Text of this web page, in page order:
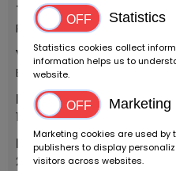
Typ vozidla
Předválečná vozidla
Výrobce
Ballot
První registrační rok
1925
Modelka
2LT TOURER "BOAT TAIL" BY
Statistics
Statistics cookies collect
information helps us to
website.
Marketing
Marketing cookies are used
publishers to display
visitors across websites.